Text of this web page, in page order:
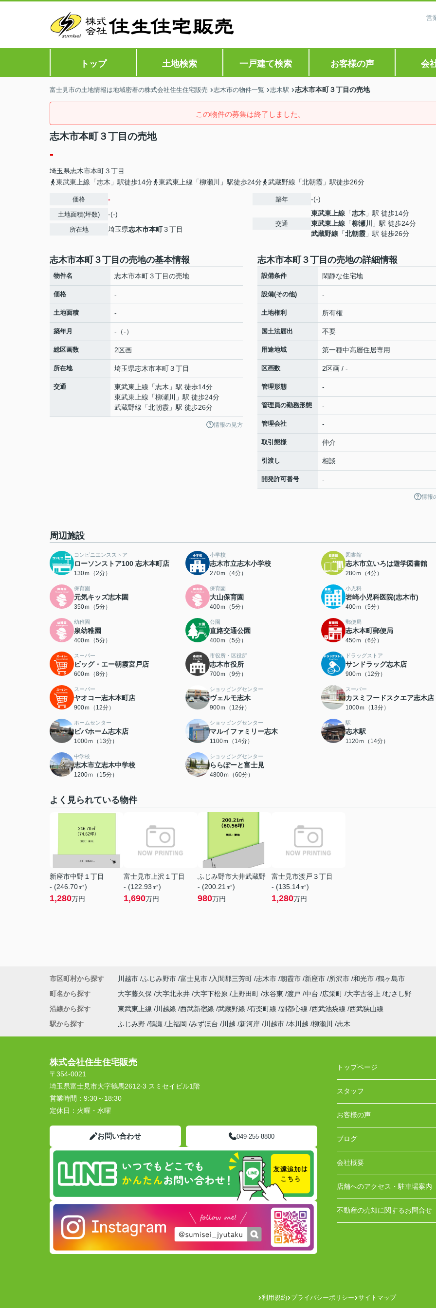
営
トップ 土地検索 一戸建て検索 お客様の声 会
富士見市の土地情報は地域密着の株式会社住生住宅販売 志木市の物件一覧 志木駅 志木市本町３丁目の売地
この物件の募集は終了しました。
志木市本町３丁目の売地
-
埼玉県志木市本町３丁目
東武東上線「志木」駅徒歩14分
東武東上線「柳瀬川」駅徒歩24分 武蔵野線「北朝霞」駅徒歩26分
価格 -
土地面積(坪数) -(-)
所在地 埼玉県志木市本町３丁目
築年 -(-)
交通
東武東上線 「志木 」駅 徒歩14分
東武東上線 「柳瀬川
」駅 徒歩24分
武蔵野線 「北朝霞 」駅 徒歩26分
志木市本町３丁目の売地の基本情報
物件名 志木市本町３丁目の売地
価格 -
土地面積 -
築年月 -（-）
総区画数 2区画
所在地 埼玉県志木市本町３丁目
交通 東武東上線 「志木 」駅 徒歩14分
東武東上線 「柳瀬川
」駅 徒歩24分
武蔵野線 「北朝霞 」駅 徒歩26分
情報の見方
志木市本町３丁目の売地の詳細情報
設備条件 閑静な住宅地
設備(その他) -
土地権利 所有権
国土法届出 不要
用途地域 第一種中高層住居専用
区画数 2区画 / -
管理形態 -
管理員の勤務形態 -
管理会社 -
取引態様 仲介
引渡し 相談
開発許可番号 -
情報
周辺施設
コンビニエンスストア
ローソンストア100 志木本町店
130ｍ（2分）
小学校
志木市立志木小学校
270ｍ（4分）
図書館
志木市立いろは遊学図書館
280ｍ（4分）
保育園
元気キッズ志木園
350ｍ（5分）
保育園
大山保育園
400ｍ（5分）
小児科
岩崎小児科医院(志木市)
400ｍ（5分）
幼稚園
泉幼稚園
400ｍ（5分）
公園
直路交通公園
400ｍ（5分）
郵便局
志木本町郵便局
450ｍ（6分）
スーパー
ビッグ・エー朝霞宮戸店
600ｍ（8分）
市役所・区役所
志木市役所
700ｍ（9分）
ドラッグストア
サンドラッグ志木店
900ｍ（12分）
スーパー
ヤオコー志木本町店
900ｍ（12分）
ショッピングセンター
ヴェルモ志木
900ｍ（12分）
スーパー
カスミフードスクエア志木店
1000ｍ（13分）
ホームセンター
ビバホーム志木店
1000ｍ（13分）
ショッピングセンター
マルイファミリー志木
1100ｍ（14分）
駅
志木駅
1120ｍ（14分）
中学校
志木市立志木中学校
1200ｍ（15分）
ショッピングセンター
ららぽーと富士見
4800ｍ（60分）
よく見られている物件
新座市中野１丁目
- (246.70㎡)
1,280万円
富士見市上沢１丁目
- (122.93㎡)
1,690万円
ふじみ野市大井武蔵野
- (200.21㎡)
980万円
富士見市渡戸３丁目
- (135.14㎡)
1,280万円
市区町村から探す 川越市 ふじみ野市 富士見市 入間郡三芳町 志木市 朝霞市 新座市 所沢市 和光市 鶴ヶ島市
町名から探す
大字藤久保 大字北永井 大字下松原 上野田町 水谷東 渡戸 中台 広栄町 大字古谷上
むさし野
沿線から探す
東武東上線 川越線 西武新宿線 武蔵野線 有楽町線 副都心線 西武池袋線 西武狭山線
駅から探す
ふじみ野 鶴瀬 上福岡 みずほ台 川越 新河岸 川越市 本川越 柳瀬川 志木
株式会社住生住宅販売
〒354-0021
埼玉県富士見市大字鶴馬2612-3 スミセイビル1階
営業時間： 9:30～18:30
定休日： 火曜・水曜
お問い合わせ 049-255-8800
トップページ
スタッフ
お客様の声
ブログ
会社概要
店舗へのアクセス・駐車場案内
不動産の売却に関するお問合せ
利用規約 プライバシーポリシー サイトマップ